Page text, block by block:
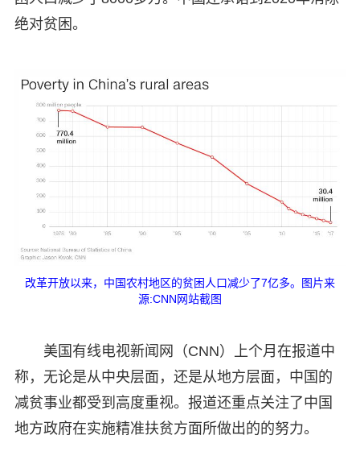
绝对贫困。
改革开放以来，中国农村地区的贫困人口减少了7亿多。图片来
源:CNN网站截图
美国有线电视新闻网（CNN）上个月在报道中
称，无论是从中央层面，还是从地方层面，中国的
减贫事业都受到高度重视。报道还重点关注了中国
地方政府在实施精准扶贫方面所做出的的努力。